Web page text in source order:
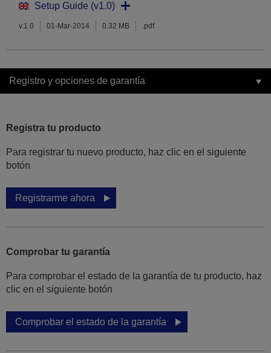
Setup Guide (v1.0)
v.1.0 01-Mar-2014 0.32 MB .pdf
Registro y opciones de garantía
Registra tu producto
Para registrar tu nuevo producto, haz clic en el siguiente
botón
Registrarme ahora
Comprobar tu garantía
Para comprobar el estado de la garantía de tu producto, haz
clic en el siguiente botón
Comprobar el estado de la garantía